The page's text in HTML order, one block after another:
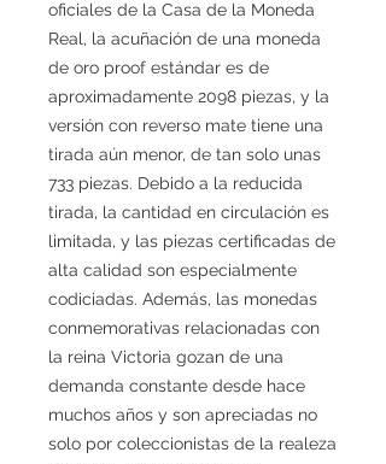
oficiales de la Casa de la Moneda
Real, la acuñación de una moneda
de oro proof estándar es de
aproximadamente 2098 piezas, y la
versión con reverso mate tiene una
tirada aún menor, de tan solo unas
733 piezas. Debido a la reducida
tirada, la cantidad en circulación es
limitada, y las piezas certificadas de
alta calidad son especialmente
codiciadas. Además, las monedas
conmemorativas relacionadas con
la reina Victoria gozan de una
demanda constante desde hace
muchos años y son apreciadas no
solo por coleccionistas de la realeza